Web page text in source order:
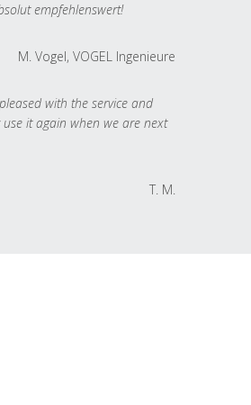
empfehlenswert!
M. Vogel, VOGEL Ingenieure
with the service and
it again when we are next
T. M.